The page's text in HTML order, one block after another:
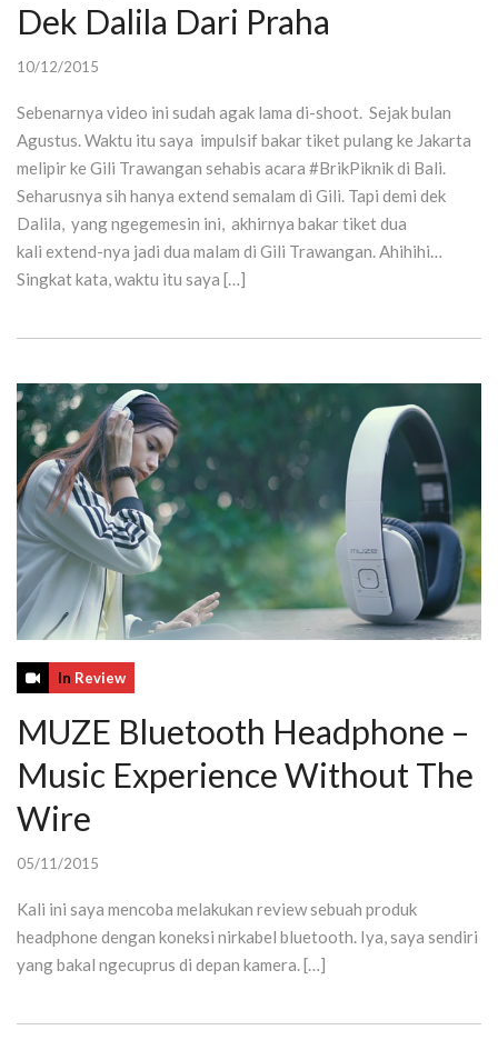
Dek Dalila Dari Praha
10/12/2015
Sebenarnya video ini sudah agak lama di-shoot. Sejak bulan
Agustus. Waktu itu saya impulsif bakar tiket pulang ke Jakarta
melipir ke Gili Trawangan sehabis acara #BrikPiknik di Bali.
Seharusnya sih hanya extend semalam di Gili. Tapi demi dek
Dalila, yang ngegemesin ini, akhirnya bakar tiket dua
kali extend-nya jadi dua malam di Gili Trawangan. Ahihihi…
Singkat kata, waktu itu saya […]
In Review
MUZE Bluetooth Headphone –
Music Experience Without The
Wire
05/11/2015
Kali ini saya mencoba melakukan review sebuah produk
headphone dengan koneksi nirkabel bluetooth. Iya, saya sendiri
yang bakal ngecuprus di depan kamera. […]